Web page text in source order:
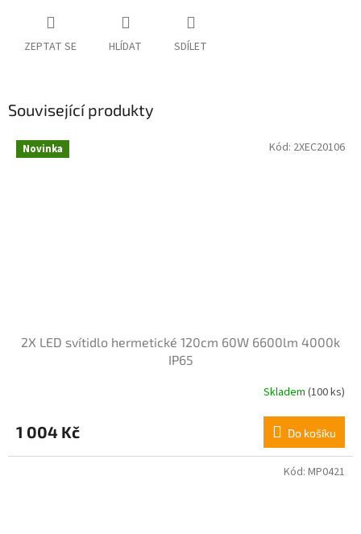
ZEPTAT SE HLÍDAT SDÍLET
Související produkty
Novinka
2X LED svítidlo hermetické 120cm 60W 6600lm 4000k
IP65
Skladem (100 ks)
1 004 Kč Do košíku
Kód: 2XEC20106
Kód: MP0421